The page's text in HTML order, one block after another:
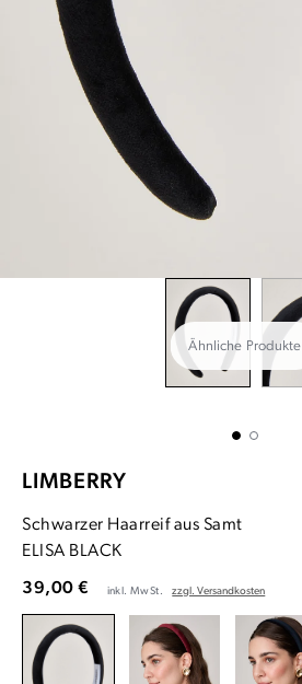
Ähnliche Produkte
LIMBERRY
Schwarzer Haarreif aus Samt
ELISA BLACK
39,00 € inkl. MwSt. zzgl. Versandkosten